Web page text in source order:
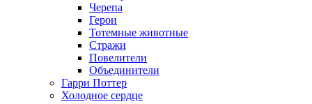
Черепа
Герои
Тотемные животные
Стражи
Повелители
Объединители
Гарри Поттер
Холодное сердце